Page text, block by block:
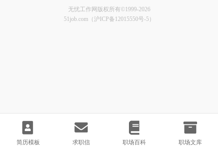
简历模板 求职信 职场百科 职场文库
无忧工作网版权所有©1999-2026
51job.com（沪ICP备12015550号-5）